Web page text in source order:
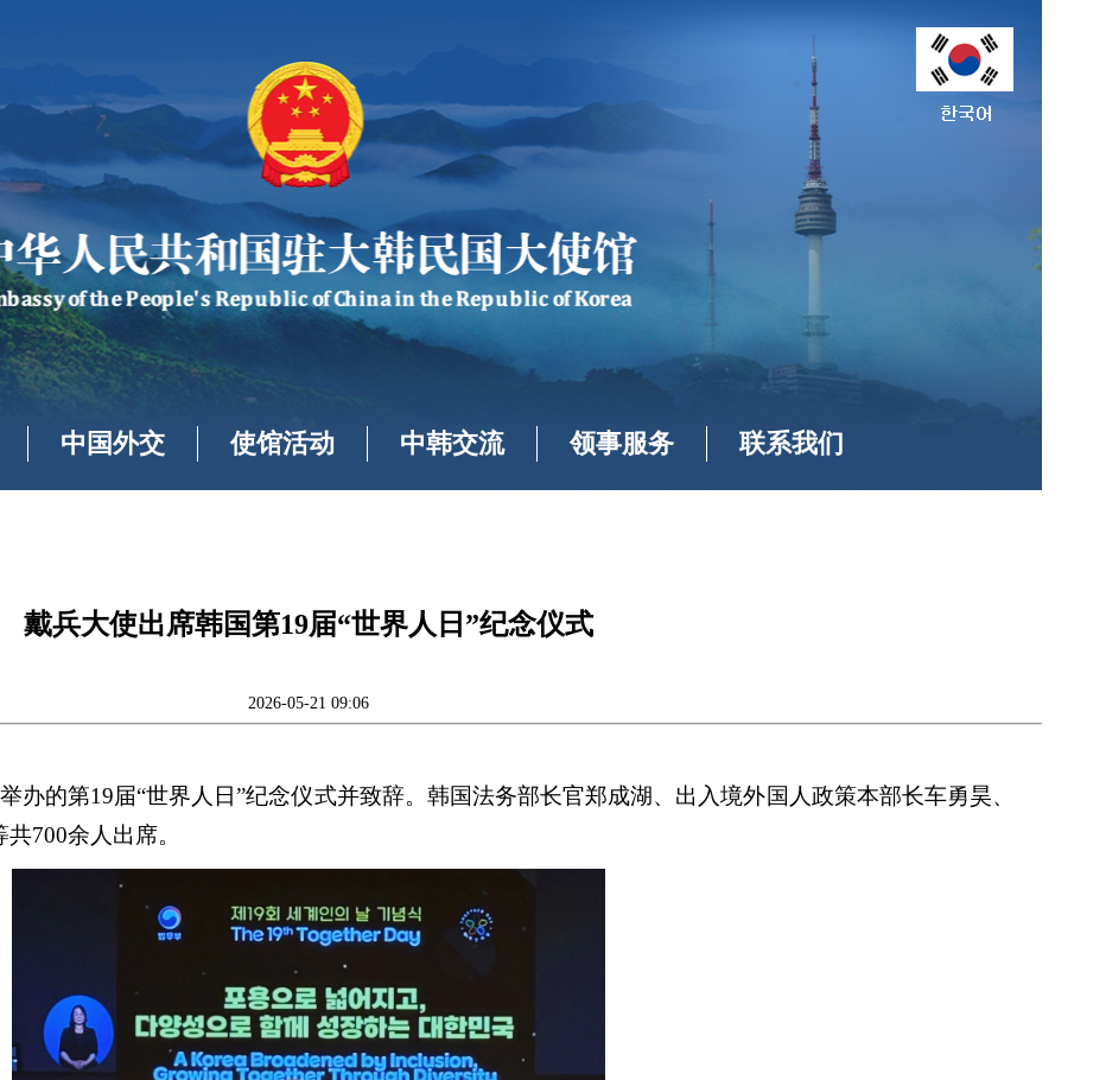
中国外交 使馆活动 中韩交流 领事服务 联系我们
戴兵大使出席韩国第19届“世界人日”纪念仪式
2026-05-21 09:06
办的第19届“世界人日”纪念仪式并致辞。韩国法务部长官郑成湖、出入境外国人政策本部长车勇昊、
700余人出席。